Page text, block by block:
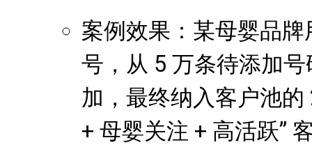
案例效果：某母婴品
号，从 5 万条待添加
加，最终纳入客户池
+ 母婴关注 + 高活跃”